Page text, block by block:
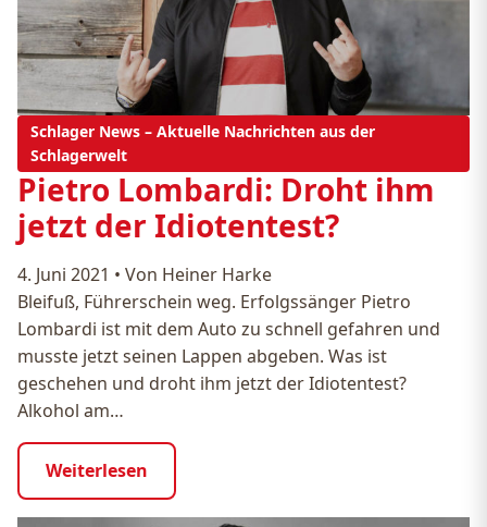
Schlager News – Aktuelle Nachrichten aus der
Schlagerwelt
Pietro Lombardi: Droht ihm
jetzt der Idiotentest?
4. Juni 2021 • Von Heiner Harke
Bleifuß, Führerschein weg. Erfolgssänger Pietro
Lombardi ist mit dem Auto zu schnell gefahren und
musste jetzt seinen Lappen abgeben. Was ist
geschehen und droht ihm jetzt der Idiotentest?
Alkohol am…
Weiterlesen